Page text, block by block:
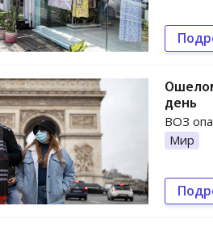
день
ВОЗ
Мир